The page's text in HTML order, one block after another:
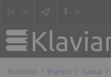
$
Klaviano Pianon Kawai